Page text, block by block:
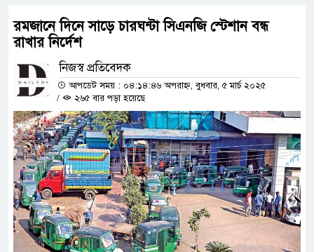
রমজানে দিনে সাড়ে চারঘন্টা সিএনজি স্টেশান বন্ধ
রাখার নির্দেশ
নিজস্ব প্রতিবেদক
আপডেট সময় : ০৪:১৪:৪৬ অপরাহ্ন, বুধবার, ৫ মার্চ ২০২৫
/
২৬৫ বার পড়া হয়েছে